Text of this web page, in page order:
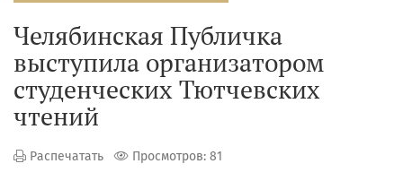
Челябинская Публичка
выступила организатором
студенческих Тютчевских
чтений
Распечатать Просмотров: 81